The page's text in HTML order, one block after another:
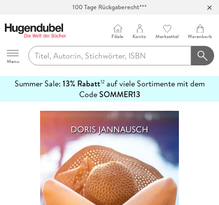
100 Tage Rückgaberecht***
Hugendubel
Menu
Filiale Konto Merkzettel Warenkorb
Summer Sale: 13% Rabatt12auf viele Sortimente mit dem
CodeSOMMER13
erfahren